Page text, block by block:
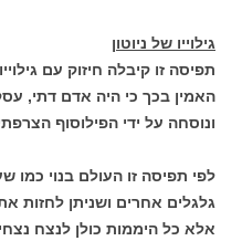
גילוייו של ניוטון
תפיסה זו קיבלה חיזוק עם
האמין בכך כי היה אדם דתי,
ונוסחה על ידי הפילוסוף
לפי תפיסה זו העולם בנוי כמו
גלגלים אחרים ושניתן לחזות
אלא כל היממות כולן לנצח